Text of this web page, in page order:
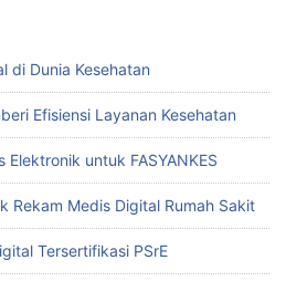
di Dunia Kesehatan
Efisiensi Layanan Kesehatan
untuk FASYANKES
Rekam Medis Digital Rumah Sakit
Tersertifikasi PSrE